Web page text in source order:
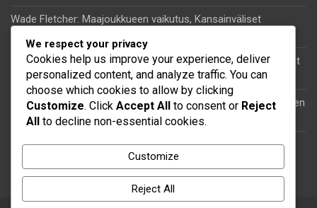
Wade Fletcher: Maajoukkueen vaikutus, Kansainväliset
Kenny Lala: Henkilökohtainen tausta, Jalkapalloura, Merkittävät
esitykset
Kervens Belfort: Saavutukset, Seuran menestys, Kansainvälinen
vaikutus
Steeven Saba: Maajoukkueen vaikutus, Kansainväliset ottelut,
We respect your privacy
Cookies help us improve your experience, deliver
personalized content, and analyze traffic. You can
choose which cookies to allow by clicking
Customize. Click Accept All to consent or Reject
All to decline non-essential cookies.
Customize
Reject All